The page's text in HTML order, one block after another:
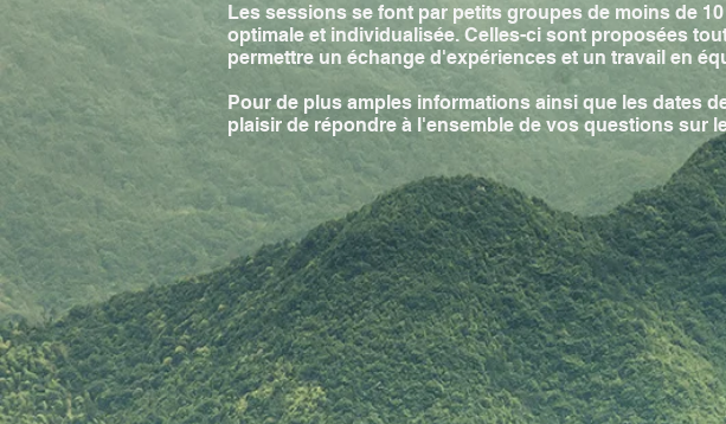
Les sessions se font par petits groupes de moins de
optimale et individualisée. Celles-ci sont proposées
permettre un échange d'expériences et un travail en
Pour de plus amples informations ainsi que les dates
plaisir de répondre à l'ensemble de vos questions sur